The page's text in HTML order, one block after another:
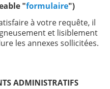
fournir
"formulaire")
à votre requête, il
et lisiblement
les annexes sollicitées.
ADMINISTRATIFS